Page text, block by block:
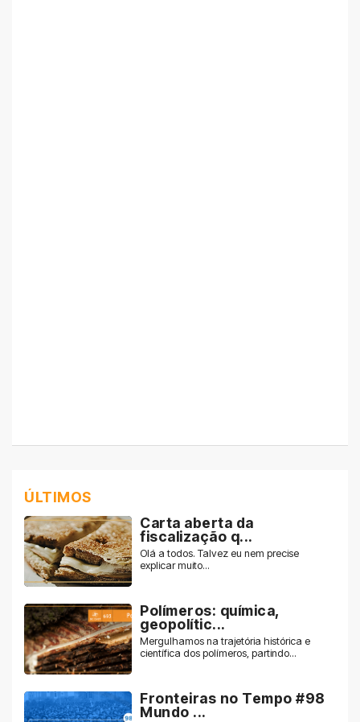
ÚLTIMOS
Carta aberta da
fiscalização q...
Olá a todos. Talvez eu nem precise
explicar muito...
Polímeros: química,
geopolític...
Mergulhamos na trajetória histórica e
científica dos polímeros, partindo...
Fronteiras no Tempo #98
Mundo ...